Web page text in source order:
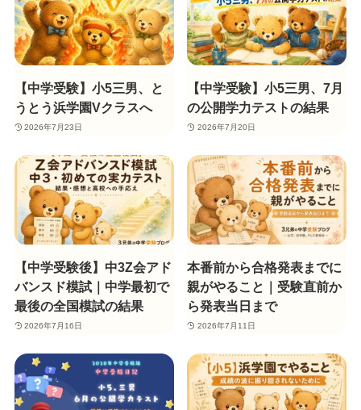
【中学受験】小5三男、と
うとう浜学園Vクラスへ
2026年7月23日
【中学受験】小5三男、7月
の公開学力テストの結果
2026年7月20日
【中学受験後】中3Z会アド
バンスド模試｜中学最初で
最後の全国模試の結果
2026年7月16日
本番前から合格発表までに
親がやること｜受験直前か
ら発表当日まで
2026年7月11日